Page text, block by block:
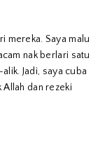
mereka. Saya malu
nak berlari satu
Jadi, saya cuba
Allah dan rezeki